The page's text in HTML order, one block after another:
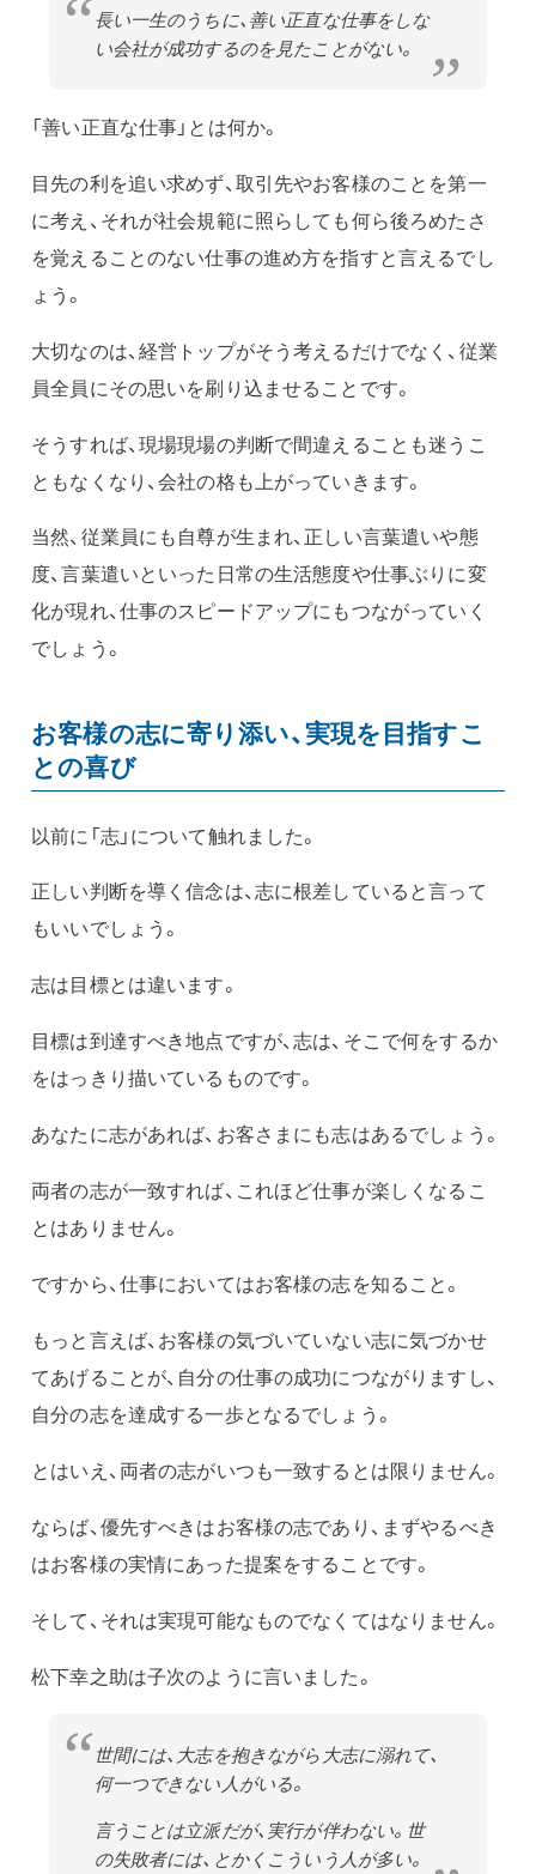
長い一生のうちに、善い正直な仕事をしな
い会社が成功するのを見たことがない。
「善い正直な仕事」とは何か。
目先の利を追い求めず、取引先やお客様のことを第一
に考え、それが社会規範に照らしても何ら後ろめたさ
を覚えることのない仕事の進め方を指すと言えるでし
ょう。
大切なのは、経営トップがそう考えるだけでなく、従業
員全員にその思いを刷り込ませることです。
そうすれば、現場現場の判断で間違えることも迷うこ
ともなくなり、会社の格も上がっていきます。
当然、従業員にも自尊が生まれ、正しい言葉遣いや態
度、言葉遣いといった日常の生活態度や仕事ぶりに変
化が現れ、仕事のスピードアップにもつながっていく
でしょう。
お客様の志に寄り添い、実現を目指すこ
との喜び
以前に「志」について触れました。
正しい判断を導く信念は、志に根差していると言って
もいいでしょう。
志は目標とは違います。
目標は到達すべき地点ですが、志は、そこで何をするか
をはっきり描いているものです。
あなたに志があれば、お客さまにも志はあるでしょう。
両者の志が一致すれば、これほど仕事が楽しくなるこ
とはありません。
ですから、仕事においてはお客様の志を知ること。
もっと言えば、お客様の気づいていない志に気づかせ
てあげることが、自分の仕事の成功につながりますし、
自分の志を達成する一歩となるでしょう。
とはいえ、両者の志がいつも一致するとは限りません。
ならば、優先すべきはお客様の志であり、まずやるべき
はお客様の実情にあった提案をすることです。
そして、それは実現可能なものでなくてはなりません。
松下幸之助は子次のように言いました。
世間には、大志を抱きながら大志に溺れて、
何一つできない人がいる。
言うことは立派だが、実行が伴わない。世
の失敗者には、とかくこういう人が多い。